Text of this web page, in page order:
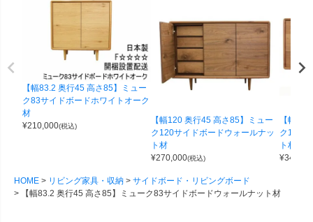
【幅83.2 奥行45 高さ85】ミュー
ク83サイドボードホワイトオーク
材
¥210,000(税込)
【幅120 奥行45 高さ85】ミュー
ク120サイドボードウォールナッ
ト材
¥270,000(税込)
【幅
ク160サ
ト材
¥
HOME リビング家具・収納
サイドボード・リビングボード
【幅83.2 奥行45 高さ85】ミューク83サイドボードウォールナット材